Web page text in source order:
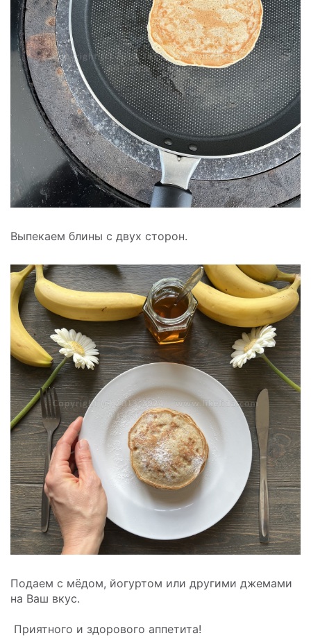
Выпекаем блины с двух сторон.
Подаем с мёдом, йогуртом или другими джемами
на Ваш вкус.
Приятного и здорового аппетита!